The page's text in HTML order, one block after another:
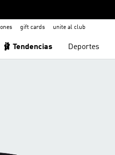
gift cards unite al club
🩰 Tendencias Deportes